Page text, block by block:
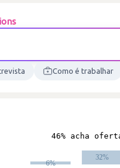
Como é trabalhar